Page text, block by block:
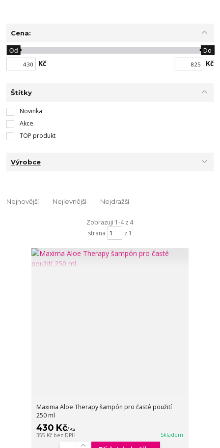
Cena:
Kč
Od Do
Kč
Štítky
Novinka
Akce
TOP produkt
Výrobce
Nejnovější Nejlevnější Nejdražší
Zobrazuji 1-4 z 4
strana
z 1
Maxima Aloe Therapy šampón pro časté použití
250 ml
430 Kč/ks
355 Kč bez DPH Skladem